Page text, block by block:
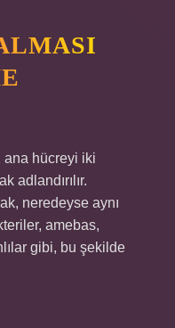
ana hücreyi iki
adlandırılır.
neredeyse aynı
amebas,
gibi, bu şekilde